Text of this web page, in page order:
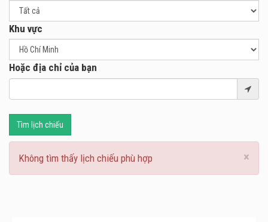
đó lại là một cô bé mắc chứng thiểu năng trí tuệ. Hàng loạt
sóng gió ập đến, đẩy người cha, người chồng này đến bờ
vực suy sụp. Liệu Lạc Nhất Ngôn sẽ chấp nhận buông xuôi
trước thực tại nghiệt ngã hay quyết tâm đứng lên đòi lại
công lý cho cái chết thương tâm của con gái mình?
Khu vực
Hoặc địa chỉ của bạn
Tìm lịch chiếu
×
Không tìm thấy lịch chiếu phù hợp